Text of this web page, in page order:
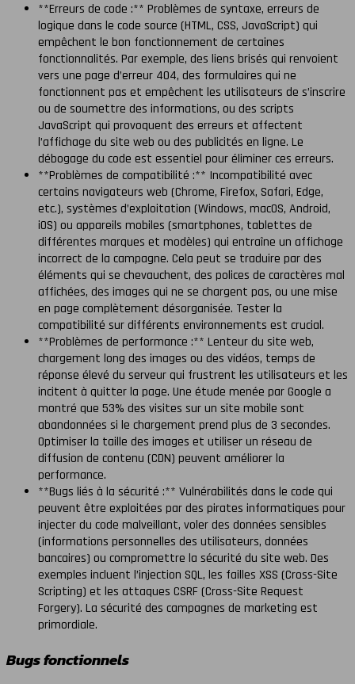
**Erreurs de code :** Problèmes de syntaxe, erreurs de
logique dans le code source (HTML, CSS, JavaScript) qui
empêchent le bon fonctionnement de certaines
fonctionnalités. Par exemple, des liens brisés qui renvoient
vers une page d’erreur 404, des formulaires qui ne
fonctionnent pas et empêchent les utilisateurs de s’inscrire
ou de soumettre des informations, ou des scripts
JavaScript qui provoquent des erreurs et affectent
l’affichage du site web ou des publicités en ligne. Le
débogage du code est essentiel pour éliminer ces erreurs.
**Problèmes de compatibilité :** Incompatibilité avec
certains navigateurs web (Chrome, Firefox, Safari, Edge,
etc.), systèmes d’exploitation (Windows, macOS, Android,
iOS) ou appareils mobiles (smartphones, tablettes de
différentes marques et modèles) qui entraîne un affichage
incorrect de la campagne. Cela peut se traduire par des
éléments qui se chevauchent, des polices de caractères mal
affichées, des images qui ne se chargent pas, ou une mise
en page complètement désorganisée. Tester la
compatibilité sur différents environnements est crucial.
**Problèmes de performance :** Lenteur du site web,
chargement long des images ou des vidéos, temps de
réponse élevé du serveur qui frustrent les utilisateurs et les
incitent à quitter la page. Une étude menée par Google a
montré que 53% des visites sur un site mobile sont
abandonnées si le chargement prend plus de 3 secondes.
Optimiser la taille des images et utiliser un réseau de
diffusion de contenu (CDN) peuvent améliorer la
performance.
**Bugs liés à la sécurité :** Vulnérabilités dans le code qui
peuvent être exploitées par des pirates informatiques pour
injecter du code malveillant, voler des données sensibles
(informations personnelles des utilisateurs, données
bancaires) ou compromettre la sécurité du site web. Des
exemples incluent l’injection SQL, les failles XSS (Cross-Site
Scripting) et les attaques CSRF (Cross-Site Request
Forgery). La sécurité des campagnes de marketing est
primordiale.
Bugs fonctionnels